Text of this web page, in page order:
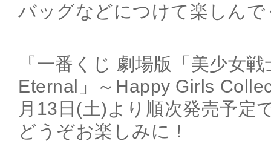
バッグなどにつけて楽しん
『一番くじ 劇場版「美少女
Eternal」～Happy Girls
月13日(土)より順次発売予定
どうぞお楽しみに！